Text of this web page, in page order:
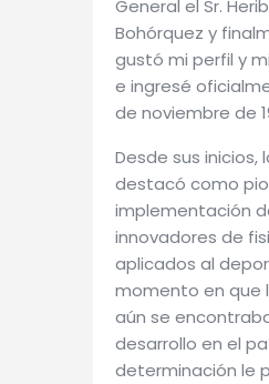
General el Sr.
Bohórquez y
gustó mi perfil y
e ingresé
de noviembre de
Desde sus inicios,
destacó como
implementación
innovadores de
aplicados al
momento en que
aún se
desarrollo en el
determinación le